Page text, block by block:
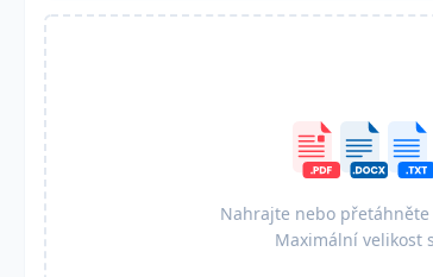
Nahrajte nebo
Maximální velikost